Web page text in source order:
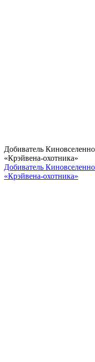
Добиватель
«Крэйвена-охотника»
Добиватель
«Крэйвена-охотника»